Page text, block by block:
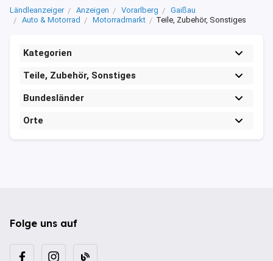
Ländleanzeiger Anzeigen Vorarlberg
Gaißau
Auto & Motorrad
Motorradmarkt Teile, Zubehör, Sonstiges
Kategorien
Teile, Zubehör, Sonstiges
Bundesländer
Orte
Folge uns auf